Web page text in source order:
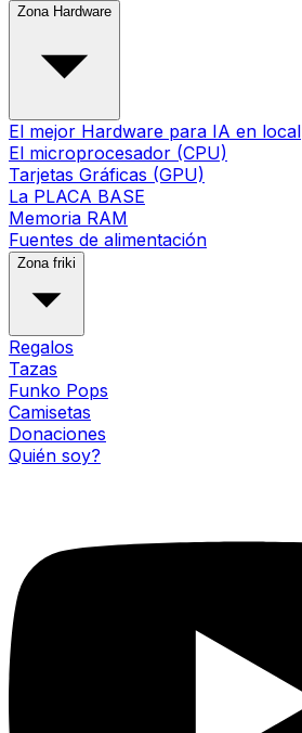
Zona Hardware
El mejor Hardware para IA en local
El microprocesador (CPU)
Tarjetas Gráficas (GPU)
La PLACA BASE
Memoria RAM
Fuentes de alimentación
Zona friki
Regalos
Tazas
Funko Pops
Camisetas
Donaciones
Quién soy?